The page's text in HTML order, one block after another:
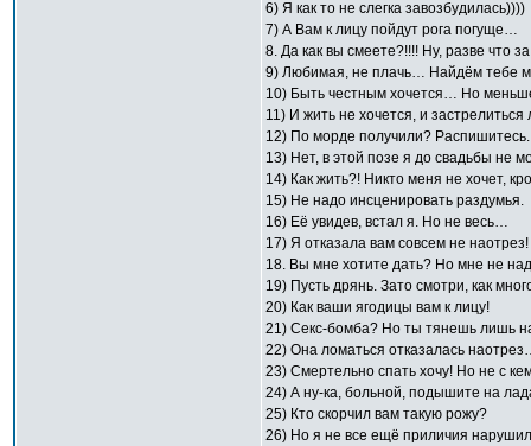
6) Я как то не слегка завозбудилась))))
7) А Вам к лицу пойдут рога погуще…
8. Да как вы смеете?!!!! Ну, разве что
9) Любимая, не плачь… Найдём тебе
10) Быть честным хочется… Но
11) И жить не хочется, и
12) По морде получили? Распишитесь.
13) Нет, в этой позе я до свадьбы не
14) Как жить?! Никто меня не хочет,
15) Не надо инсценировать раздумья.
16) Её увидев, встал я. Но не весь…
17) Я отказала вам совсем не наотрез!
18. Вы мне хотите дать? Но мне не
19) Пусть дрянь. Зато смотри, как
20) Как ваши ягодицы вам к лицу!
21) Секс-бомба? Но ты тянешь лишь
22) Она ломаться отказалась
23) Смертельно спать хочу! Но не с
24) А ну-ка, больной, подышите на
25) Кто скорчил вам такую рожу?
26) Но я не все ещё приличия